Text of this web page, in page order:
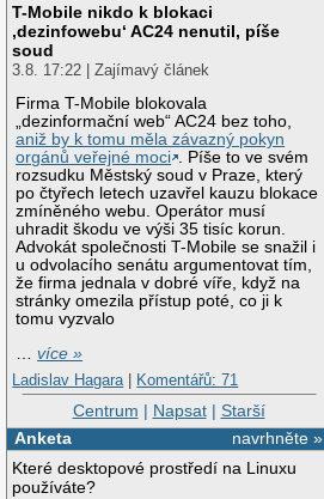
T-Mobile nikdo k blokaci
‚dezinfowebu‘ AC24 nenutil, píše
soud
3.8. 17:22 | Zajímavý článek
Firma T-Mobile blokovala
„dezinformační web“ AC24 bez toho,
aniž by k tomu měla závazný pokyn
orgánů veřejné moci . Píše to ve svém
rozsudku Městský soud v Praze, který
po čtyřech letech uzavřel kauzu blokace
zmíněného webu. Operátor musí
uhradit škodu ve výši 35 tisíc korun.
Advokát společnosti T-Mobile se snažil i
u odvolacího senátu argumentovat tím,
že firma jednala v dobré víře, když na
stránky omezila přístup poté, co ji k
tomu vyzvalo
…více »
Ladislav Hagara | Komentářů: 71
Centrum | Napsat| Starší
navrhněte »
Anketa
Které desktopové prostředí na Linuxu
používáte?